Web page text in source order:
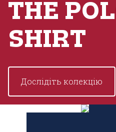
ПЕРЕГЛЯНУТИ
THE
SHIRT
Дослідіть колекцію